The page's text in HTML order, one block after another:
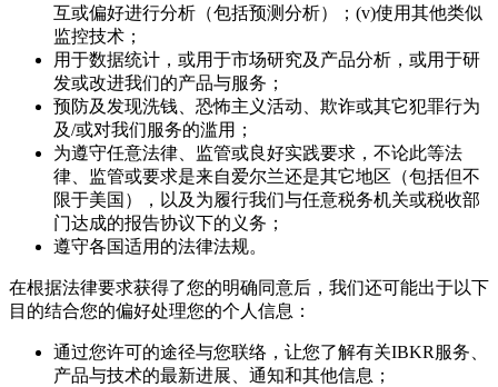
互或偏好进行分析（包括预测分析）；(v)使用其他类似
监控技术；
用于数据统计，或用于市场研究及产品分析，或用于研
发或改进我们的产品与服务；
预防及发现洗钱、恐怖主义活动、欺诈或其它犯罪行为
及/或对我们服务的滥用；
为遵守任意法律、监管或良好实践要求，不论此等法
律、监管或要求是来自爱尔兰还是其它地区（包括但不
限于美国），以及为履行我们与任意税务机关或税收部
门达成的报告协议下的义务；
遵守各国适用的法律法规。
在根据法律要求获得了您的明确同意后，我们还可能出于以下
目的结合您的偏好处理您的个人信息：
通过您许可的途径与您联络，让您了解有关IBKR服务、
产品与技术的最新进展、通知和其他信息；